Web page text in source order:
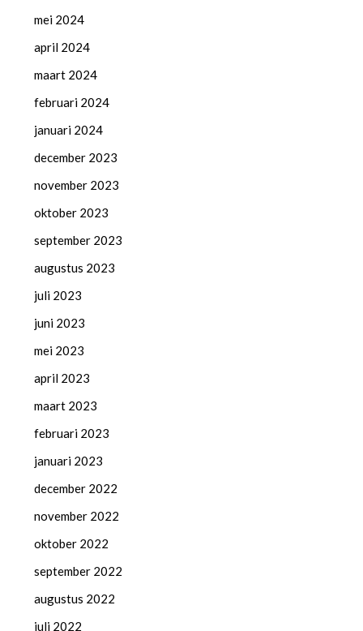
mei 2024
april 2024
maart 2024
februari 2024
januari 2024
december 2023
november 2023
oktober 2023
september 2023
augustus 2023
juli 2023
juni 2023
mei 2023
april 2023
maart 2023
februari 2023
januari 2023
december 2022
november 2022
oktober 2022
september 2022
augustus 2022
juli 2022